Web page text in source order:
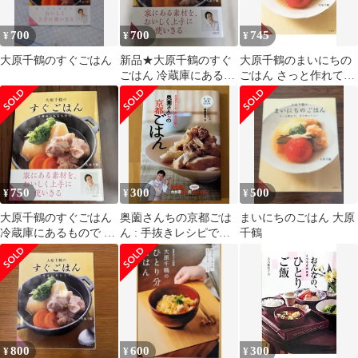
¥ 700
大原千鶴のすぐごはん
¥700
新品★大原千鶴のすぐ
ごはん 冷蔵庫にあるも
ので
¥ 745
大原千鶴のまいにちの
ごはん さっと作れて、
すぐおいしい!／大原千
鶴
¥750
大原千鶴のすぐごはん
冷蔵庫にあるもので 料
理本
¥300
奥薗さんちの京都ごは
ん : 手抜きレシピで、
あこがれの味!
¥500
まいにちのごはん 大原
千鶴
¥800 ¥600 ¥300